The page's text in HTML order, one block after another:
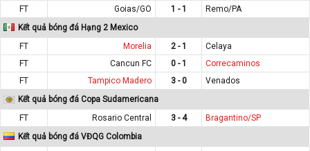
FT
Goias/GO 1 - 1
Remo/PA
Kết quả bóng đá Hạng 2 Mexico
FT
Morelia 2 - 1
Celaya
FT
Cancun FC 0 - 1
Correcaminos
FT
Tampico Madero 3 - 0
Venados
Kết quả bóng đá Copa Sudamericana
FT
Rosario Central 3 - 4
Bragantino/SP
Kết quả bóng đá VĐQG Colombia